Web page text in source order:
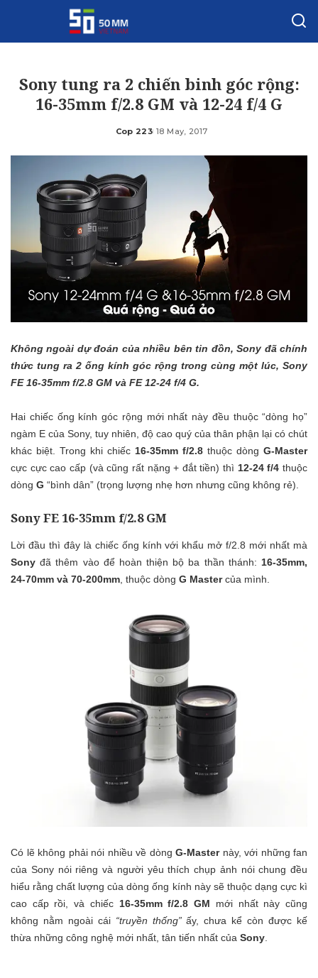
Sony tung ra 2 chiến binh góc rộng:
16-35mm f/2.8 GM và 12-24 f/4 G
Posted
Cop 223 18 May, 2017
Không ngoài dự đoán của nhiều bên tin đồn, Sony đã chính
thức tung ra 2 ống kính góc rộng trong cùng một lúc, Sony
FE 16-35mm f/2.8 GM và FE 12-24 f/4 G.
Hai chiếc ống kính góc rộng mới nhất này đều thuộc “dòng họ”
ngàm E của Sony, tuy nhiên, độ cao quý của thân phận lại có chút
khác biệt. Trong khi chiếc 16-35mm f/2.8 thuộc dòng G-Master
cực cực cao cấp (và cũng rất nặng + đắt tiền) thì 12-24 f/4thuộc
dòng G “bình dân” (trọng lượng nhẹ hơn nhưng cũng không rẻ).
Sony FE 16-35mm f/2.8 GM
Lời đầu thì đây là chiếc ống kính với khẩu mở f/2.8 mới nhất mà
Sony đã thêm vào để hoàn thiện bộ ba thần thánh: 16-35mm,
24-70mm và 70-200mm , thuộc dòng G Mastercủa mình.
Có lẽ không phải nói nhiều về dòng G-Masternày, với những fan
của Sony nói riêng và người yêu thích chụp ảnh nói chung đều
hiểu rằng chất lượng của dòng ống kính này sẽ thuộc dạng cực kì
cao cấp rồi, và chiếc 16-35mm f/2.8 GM mới nhất này cũng
không nằm ngoài cái “truyền thống”ấy, chưa kể còn được kế
thừa những công nghệ mới nhất, tân tiến nhất của Sony.